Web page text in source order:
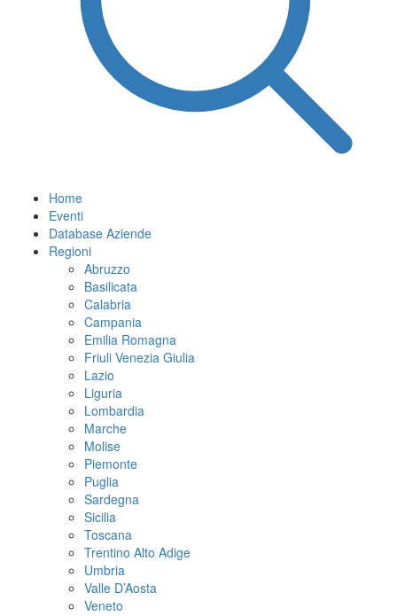
Home
Eventi
Database Aziende
Regioni
Abruzzo
Basilicata
Calabria
Campania
Emilia Romagna
Friuli Venezia Giulia
Lazio
Liguria
Lombardia
Marche
Molise
Piemonte
Puglia
Sardegna
Sicilia
Toscana
Trentino Alto Adige
Umbria
Valle D’Aosta
Veneto